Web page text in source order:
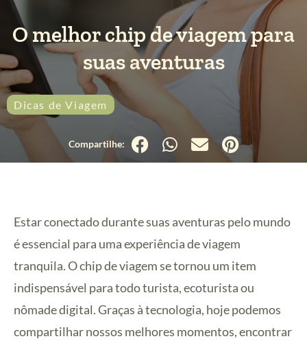
O melhor chip de viagem para
suas aventuras
Dicas de Viagem
Estar conectado durante suas aventuras pelo mundo
é essencial para uma experiência de viagem
tranquila. O chip de viagem se tornou um item
indispensável para todo turista, ecoturista ou
nômade digital. Graças à tecnologia, hoje podemos
compartilhar nossos melhores momentos, encontrar